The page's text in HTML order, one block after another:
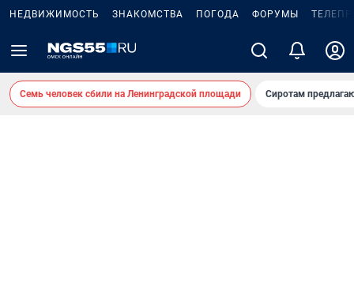
НЕДВИЖИМОСТЬ ЗНАКОМСТВА ПОГОДА ФОРУМЫ
Семь человек сбили на Ленинградской площади Сиротам